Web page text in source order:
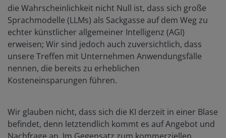
die Wahrscheinlichkeit nicht Null ist, dass sich große
Sprachmodelle (LLMs) als Sackgasse auf dem Weg zu
echter künstlicher allgemeiner Intelligenz (AGI)
erweisen; Wir sind jedoch auch zuversichtlich, dass
unsere Treffen mit Unternehmen Anwendungsfälle
nennen, die bereits zu erheblichen
Kosteneinsparungen führen.
Wir glauben nicht, dass sich die KI derzeit in einer Blase
befindet, denn letztendlich kommt es auf Angebot und